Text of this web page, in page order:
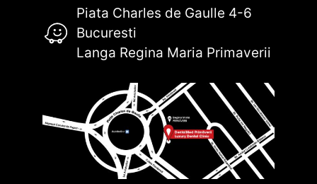
Piata Charles de Gaulle 4-6
Bucuresti
Langa Regina Maria Primaverii